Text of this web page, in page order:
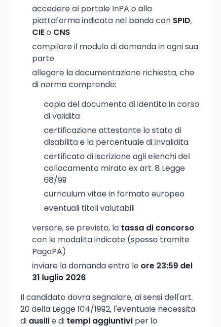
accedere al portale InPA o alla
piattaforma indicata nel bando con SPID,
CIEo CNS
compilare il modulo di domanda in ogni sua
parte
allegare la documentazione richiesta, che
di norma comprende:
copia del documento di identita in corso
di validita
certificazione attestante lo stato di
disabilita e la percentuale di invalidita
certificato di iscrizione agli elenchi del
collocamento mirato ex art. 8 Legge
68/99
curriculum vitae in formato europeo
eventuali titoli valutabili
versare, se previsto, la tassa di concorso
con le modalita indicate (spesso tramite
PagoPA)
inviare la domanda entro le ore 23:59 del
31 luglio 2026
Il candidato dovra segnalare, ai sensi dell'art.
20 della Legge 104/1992, l'eventuale necessita
di ausilie di tempi aggiuntivi per lo